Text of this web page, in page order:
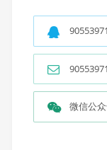
微信公